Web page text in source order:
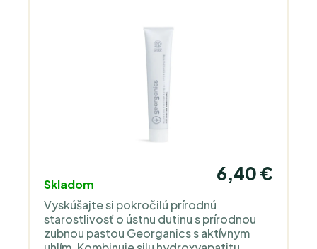
Skladom
6,40 €
Vyskúšajte si pokročilú prírodnú
starostlivosť o ústnu dutinu s prírodnou
zubnou pastou Georganics s aktívnym